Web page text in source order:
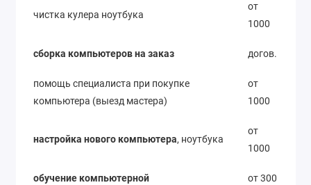
чистка кулера ноутбука
от
1000
сборка компьютеров на заказ догов.
помощь специалиста при покупке
компьютера (выезд мастера)
от
1000
настройка нового компьютера, ноутбука
от
1000
обучение компьютерной
от 300